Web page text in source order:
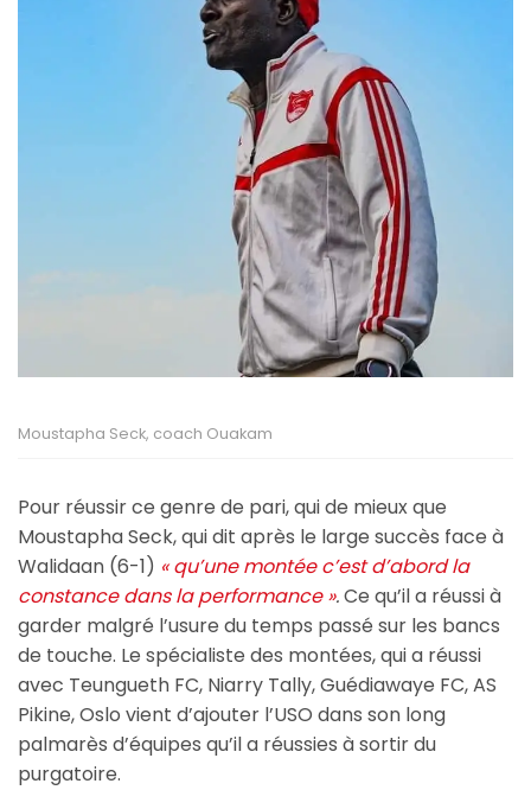
Moustapha Seck, coach Ouakam
Pour réussir ce genre de pari, qui de mieux que
Moustapha Seck, qui dit après le large succès face à
Walidaan (6-1) « qu’une montée c’est d’abord la
constance dans la performance ».Ce qu’il a réussi à
garder malgré l’usure du temps passé sur les bancs
de touche. Le spécialiste des montées, qui a réussi
avec Teungueth FC, Niarry Tally, Guédiawaye FC, AS
Pikine, Oslo vient d’ajouter l’USO dans son long
palmarès d’équipes qu’il a réussies à sortir du
purgatoire.